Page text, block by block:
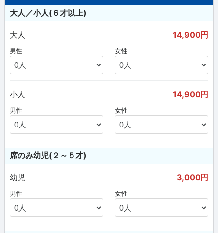
大人／小人(６才以上)
大人 14,900円
男性 女性
小人 14,900円
男性 女性
席のみ幼児(２～５才)
幼児 3,000円
男性 女性